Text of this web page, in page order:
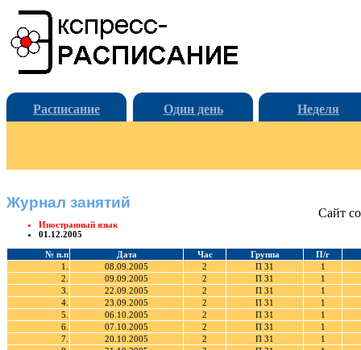
Расписание Один день Неделя
Журнал занятий
Иностранный язык
01.12.2005
№ п.п Дата Час Группа
П/г
1.
08.09.2005 2 П 31
1
2.
09.09.2005 2 П 31
1
3.
22.09.2005 2 П 31
1
4.
23.09.2005 2 П 31
1
5.
06.10.2005 2 П 31
1
6.
07.10.2005 2 П 31
1
7.
20.10.2005 2 П 31
1
Сайт